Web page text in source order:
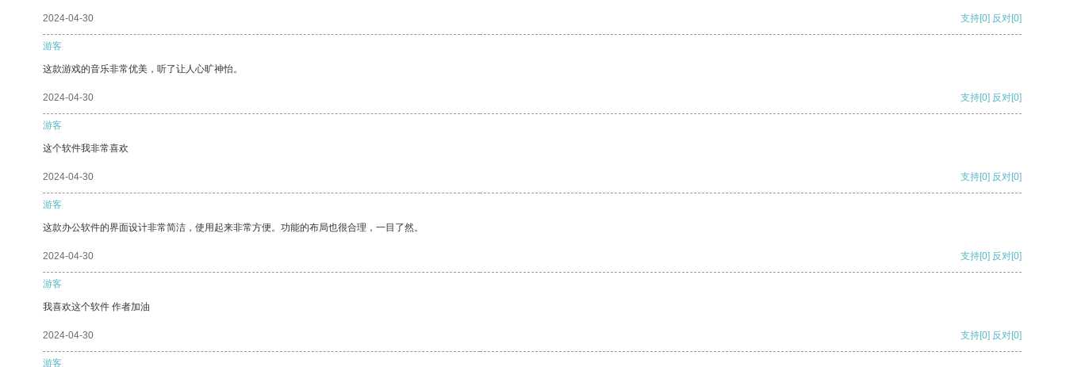
2024-04-30 支持[0] 反对[0]
游客
这款游戏的音乐非常优美，听了让人心旷神怡。
2024-04-30 支持[0] 反对[0]
游客
这个软件我非常喜欢
2024-04-30 支持[0] 反对[0]
游客
这款办公软件的界面设计非常简洁，使用起来非常方便。功能的布局也很合理，一目了然。
2024-04-30 支持[0] 反对[0]
游客
我喜欢这个软件 作者加油
2024-04-30 支持[0] 反对[0]
游客